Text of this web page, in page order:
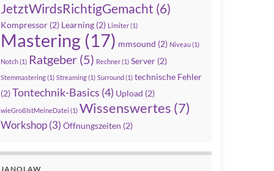
JetztWirdsRichtigGemacht (6)
Kompressor (2) Learning (2) Limiter(1)
Mastering (17) mmsound (2) Niveau(1)
Notch(1) Ratgeber (5) Rechner(1) Server (2)
Stemmastering(1) Streaming(1) Surround(1) technische Fehler
(2)Tontechnik-Basics (4) Upload (2)
wieGroßIstMeineDatei (1) Wissenswertes (7)
Workshop (3) Öffnungszeiten (2)
JANOLAW